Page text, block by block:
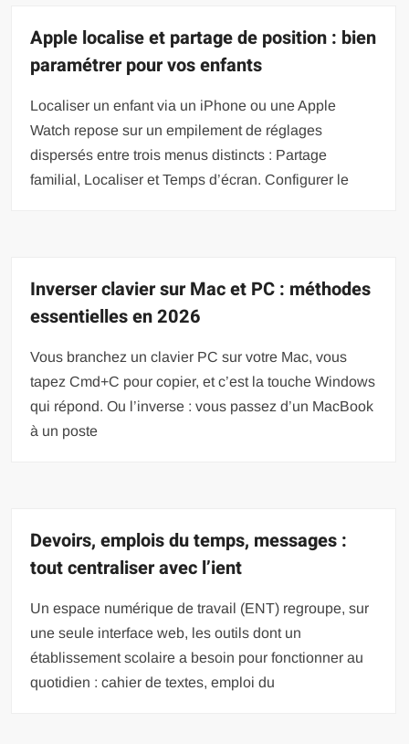
Apple localise et partage de position : bien
paramétrer pour vos enfants
Localiser un enfant via un iPhone ou une Apple
Watch repose sur un empilement de réglages
dispersés entre trois menus distincts : Partage
familial, Localiser et Temps d’écran. Configurer le
Inverser clavier sur Mac et PC : méthodes
essentielles en 2026
Vous branchez un clavier PC sur votre Mac, vous
tapez Cmd+C pour copier, et c’est la touche Windows
qui répond. Ou l’inverse : vous passez d’un MacBook
à un poste
Devoirs, emplois du temps, messages :
tout centraliser avec l’ient
Un espace numérique de travail (ENT) regroupe, sur
une seule interface web, les outils dont un
établissement scolaire a besoin pour fonctionner au
quotidien : cahier de textes, emploi du